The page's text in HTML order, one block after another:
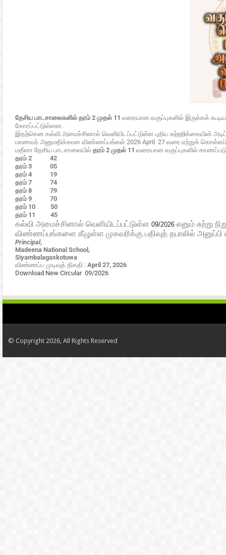
தேசிய பாடசாலைகளில் தரம் 2முதல் 11வரையான வகுப்புகளில் இருக்கக்
கோரப்பட்டுள்ளன.
இதற்கென கல்வி அமைச்சினால் வெளியிடப்பட்டுள்ள புதிய சுற்றறிக்கையின்
மாணவர் அனுமதிக்கான விண்ணப்பங்கள் 2026 April 27 வரை ஏற்றுக்
மதீனா தேசிய பாடசாலையில்தரம் 2முதல் 11 வரையான வகுப்புகளில்
தரம் 2 42
தரம் 3 05
தரம் 4 19
தரம் 7 74
தரம் 8 79
தரம் 9 70
தரம் 10 50
தரம் 11 45
கல்வி அமைச்சினால் வெளியிடப்பட்டுள்ள09/2026 எனும் சுற்று
விண்ணப்பங்களை கீழுள்ள முகவரிக்கு பதிவுத் தபாலில்
Principal,
Madeena National School,
Siyambalagaskotuwa
விண்ணப்ப முடிவுத் திகதி : April 27, 2026
Download New Circular 09/2026
© Copyright 2026, All Rights Reserved